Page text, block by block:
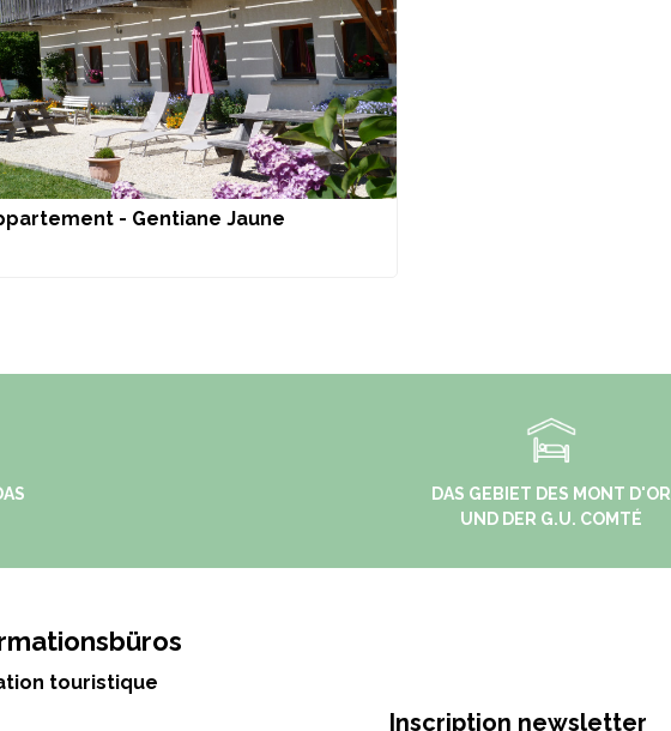
- Gentiane Jaune
DAS GEBIET DES MONT D'OR
UND DER G.U. COMTÉ
touristique
Inscription newsletter